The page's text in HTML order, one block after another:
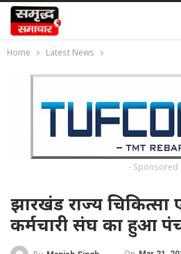
Home Latest News
- Sponsored
झारखंड राज्य चिकित्सा
कर्मचारी संघ का हुआ